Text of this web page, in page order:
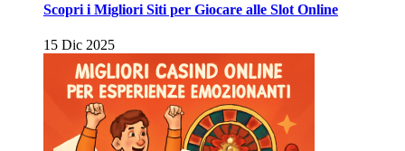
Scopri i Migliori Siti per Giocare alle Slot Online
15 Dic 2025